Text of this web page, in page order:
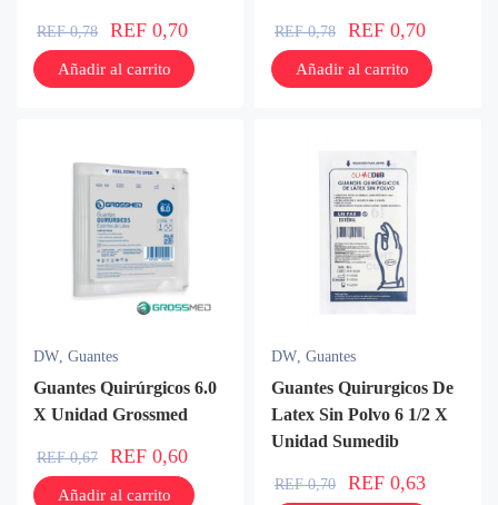
REF0,78 REF 0,70
Añadir al carrito
REF0,78 REF 0,70
Añadir al carrito
DW, Guantes
Guantes Quirúrgicos 6.0
X Unidad Grossmed
REF0,67 REF 0,60
Añadir al carrito
DW, Guantes
Guantes Quirurgicos De
Latex Sin Polvo 6 1/2 X
Unidad Sumedib
REF0,70 REF 0,63